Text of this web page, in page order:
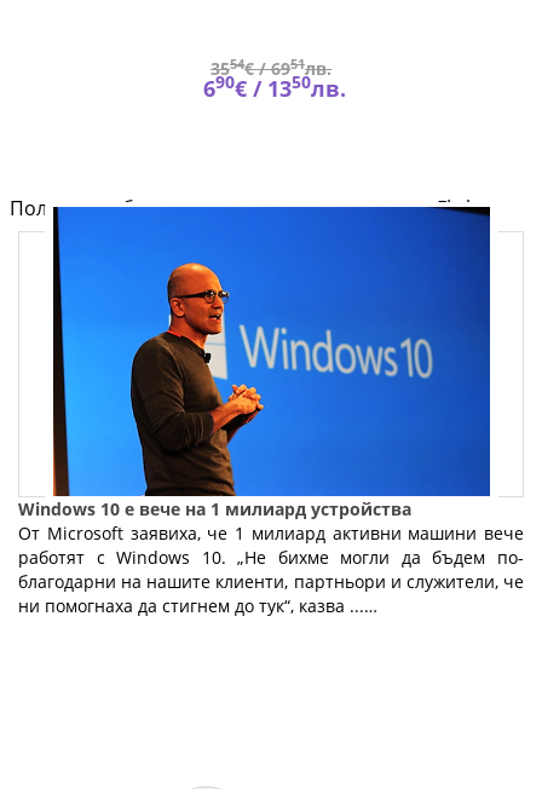
3554€ /6951лв.
690€ / 1350лв.
Полезно от блога за компютри и лаптопи на Fly.bg
Windows 10 е вече на 1 милиард устройства
От Microsoft заявиха, че 1 милиард активни машини вече
работят с Windows 10. „Не бихме могли да бъдем по-
благодарни на нашите клиенти, партньори и служители, че
ни помогнаха да стигнем до тук“, казва ...…